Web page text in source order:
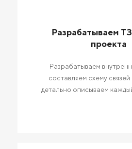
Разрабатываем
проекта
Разрабатываем
составляем схему связей
детально описываем